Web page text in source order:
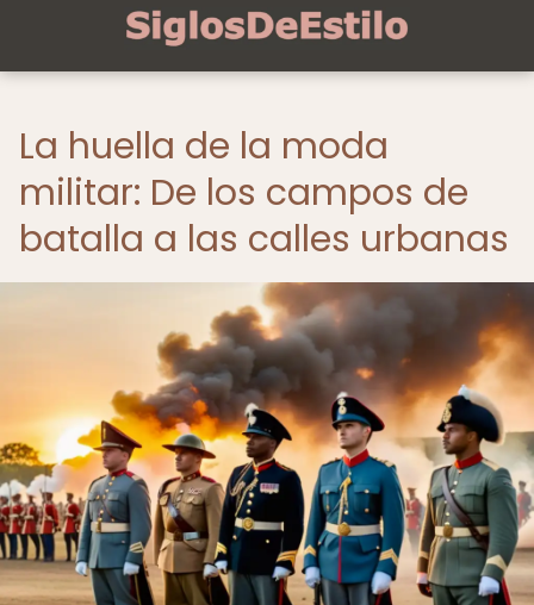
La huella de la moda
militar: De los campos de
batalla a las calles urbanas